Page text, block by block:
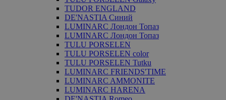
TUDOR ENGLAND
DE'NASTIA Синий
LUMINARC Лондон Топаз
LUMINARC Лондон Топаз
TULU PORSELEN
TULU PORSELEN color
TULU PORSELEN Tutku
LUMINARC FRIENDS'TIME
LUMINARC AMMONITE
LUMINARC HARENA